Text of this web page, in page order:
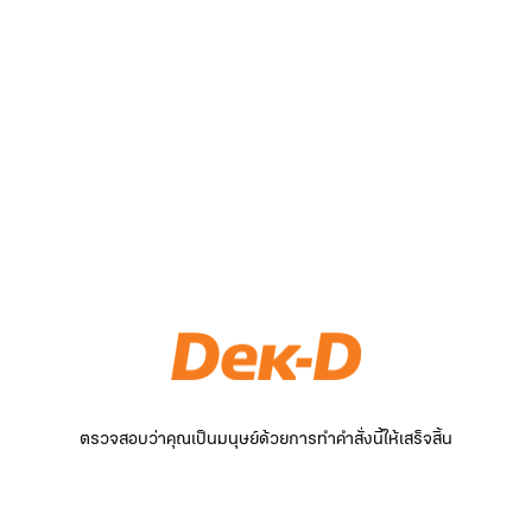
ตรวจสอบว่าคุณเป็นมนุษย์ด้วยการทำคำสั่งนี้ให้เสร็จสิ้น